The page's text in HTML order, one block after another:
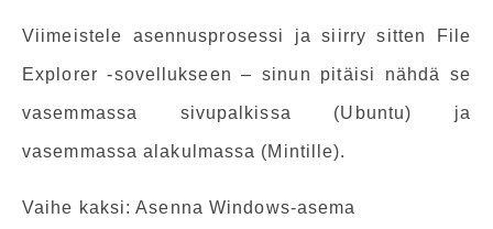
Viimeistele asennusprosessi ja siirry sitten File
Explorer -sovellukseen – sinun pitäisi nähdä se
vasemmassa sivupalkissa (Ubuntu) ja
vasemmassa alakulmassa (Mintille).
Vaihe kaksi: Asenna Windows-asema